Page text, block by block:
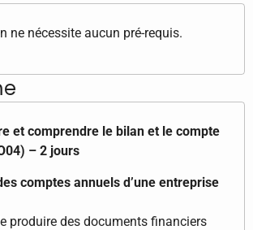
ne nécessite aucun pré-requis.
et comprendre le bilan et le compte
– 2 jours
comptes annuels d’une entreprise
produire des documents financiers